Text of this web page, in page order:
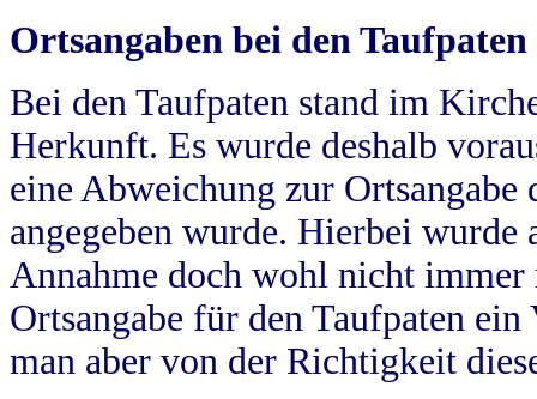
Ortsangaben bei den Taufpaten
Bei den Taufpaten stand im
Herkunft. Es wurde deshalb
eine Abweichung zur
angegeben wurde. Hierbei wurde
Annahme doch wohl nicht
Ortsangabe für den Taufpaten
man aber von der Richtigkeit